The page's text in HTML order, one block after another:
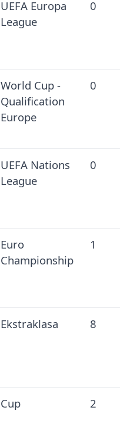
UEFA Europa
League
0
World Cup -
Qualification
Europe
0
UEFA Nations
League
0
Euro
Championship
1
Ekstraklasa 8
Cup 2